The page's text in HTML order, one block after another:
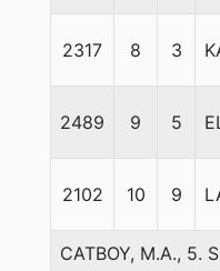
2317 8 3
2489 9 5
2102 10 9
CATBOY, M.A., 5.